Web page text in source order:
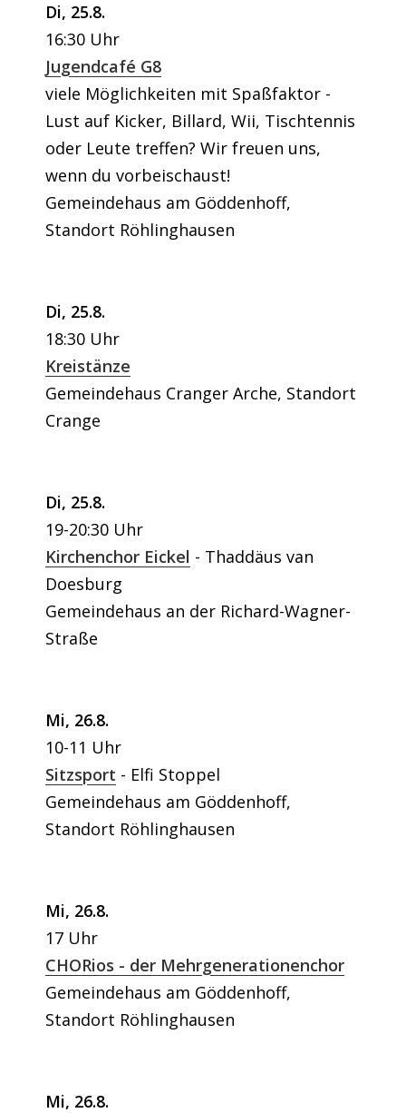
Di, 25.8.
16:30 Uhr
Jugendcafé G8
viele Möglichkeiten mit Spaßfaktor -
Lust auf Kicker, Billard, Wii, Tischtennis
oder Leute treffen? Wir freuen uns,
wenn du vorbeischaust!
Gemeindehaus am Göddenhoff,
Standort Röhlinghausen
Di, 25.8.
18:30 Uhr
Kreistänze
Gemeindehaus Cranger Arche, Standort
Crange
Di, 25.8.
19-20:30 Uhr
Kirchenchor Eickel
Thaddäus van
Doesburg
Gemeindehaus an der Richard-Wagner-
Straße
Mi, 26.8.
10-11 Uhr
Sitzsport
Elfi Stoppel
Gemeindehaus am Göddenhoff,
Standort Röhlinghausen
Mi, 26.8.
17 Uhr
CHORios - der Mehrgenerationenchor
Gemeindehaus am Göddenhoff,
Standort Röhlinghausen
Mi, 26.8.